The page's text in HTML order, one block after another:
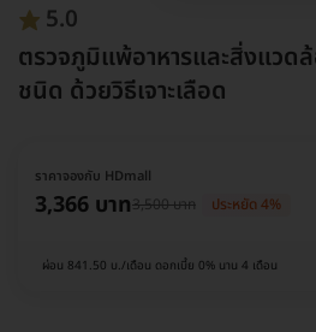
5.0
ตรวจภูมิแพ้อาหารและสิ่งแวด
ชนิด ด้วยวิธีเจาะเลือด
ราคาจองกับ HDmall
3,366 บาท3,500 บาท ประหยัด 4%
ผ่อน 841.50 บ./เดือน ดอกเบี้ย 0% นาน 4 เดือน